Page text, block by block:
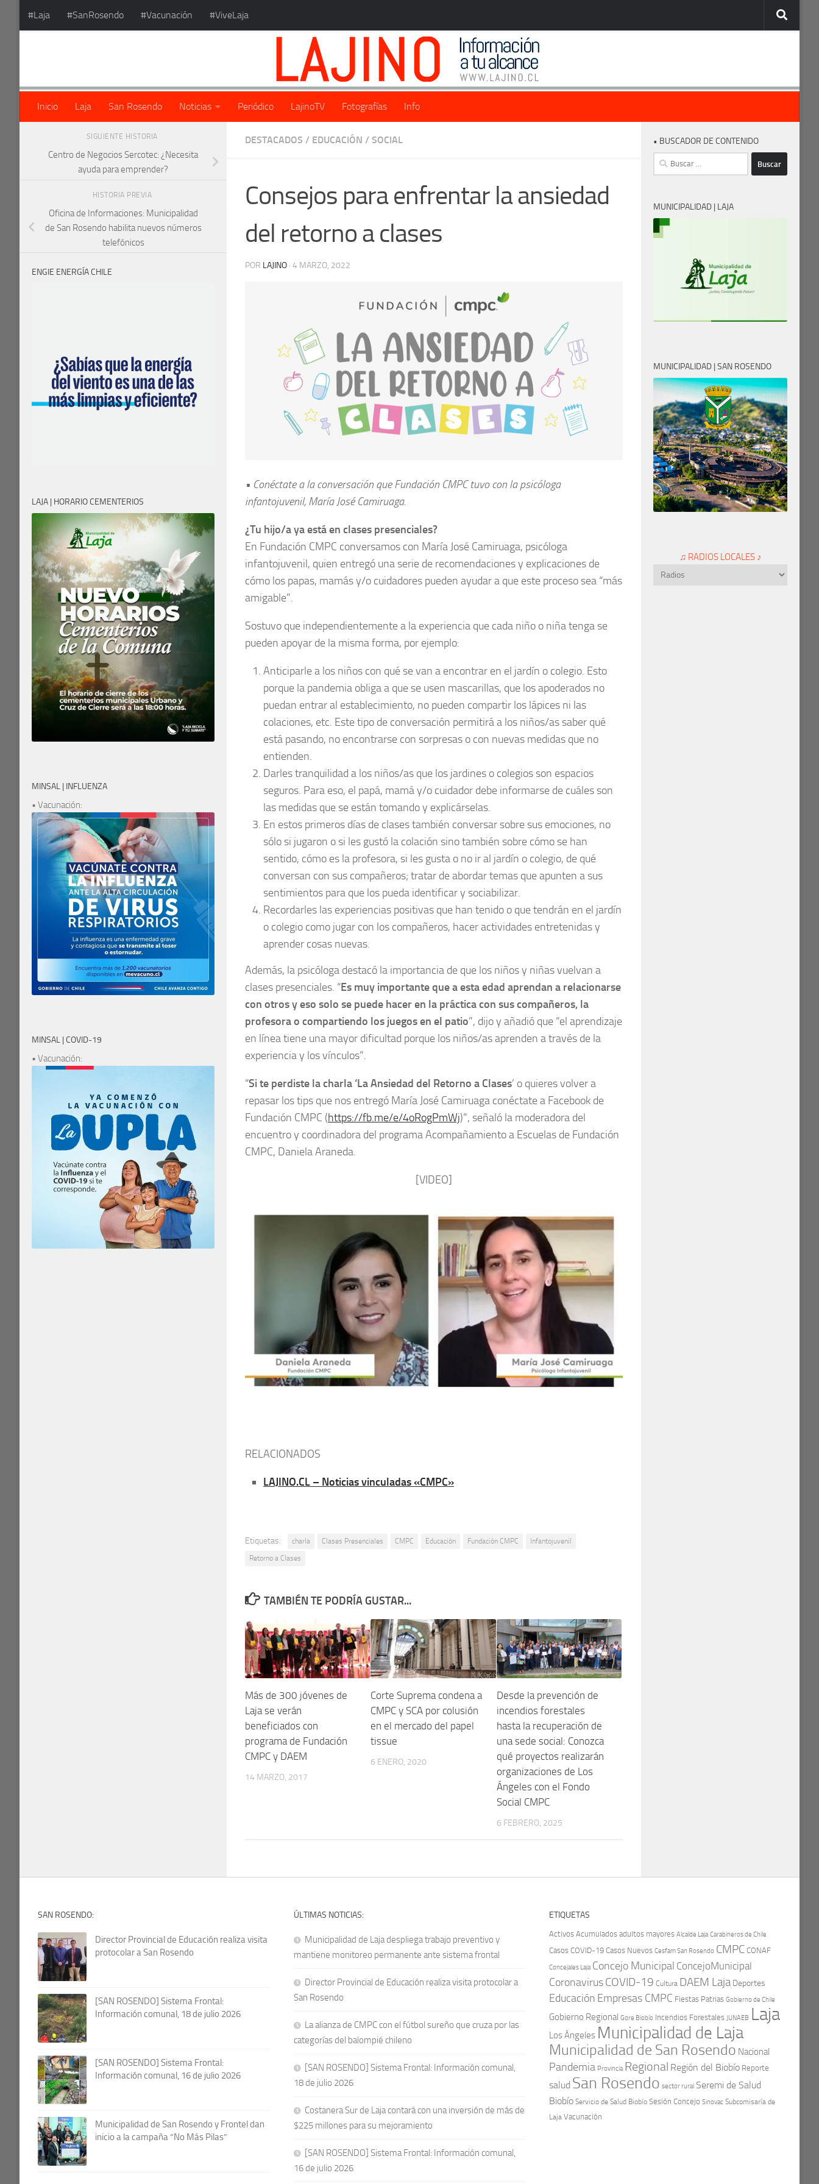
Saltar al contenido
#Laja #SanRosendo #Vacunación #ViveLaja
Inicio Laja San Rosendo Noticias Periódico LajinoTV Fotografías Info
DESTACADOS / EDUCACIÓN / SOCIAL
Consejos para enfrentar la ansiedad
del retorno a clases
POR LAJINO · 4 MARZO, 2022
• Conéctate a la conversación que Fundación CMPC tuvo con la psicóloga
infantojuvenil, María José Camiruaga.
¿Tu hijo/a ya está en clases presenciales?
En Fundación CMPC conversamos con María José Camiruaga, psicóloga
infantojuvenil, quien entregó una serie de recomendaciones y explicaciones de
cómo los papas, mamás y/o cuidadores pueden ayudar a que este proceso sea “más
amigable”.
Sostuvo que independientemente a la experiencia que cada niño o niña tenga se
pueden apoyar de la misma forma, por ejemplo:
Anticiparle a los niños con qué se van a encontrar en el jardín o colegio. Esto
porque la pandemia obliga a que se usen mascarillas, que los apoderados no
puedan entrar al establecimiento, no pueden compartir los lápices ni las
colaciones, etc. Este tipo de conversación permitirá a los niños/as saber qué
está pasando, no encontrarse con sorpresas o con nuevas medidas que no
entienden.
Darles tranquilidad a los niños/as que los jardines o colegios son espacios
seguros. Para eso, el papá, mamá y/o cuidador debe informarse de cuáles son
las medidas que se están tomando y explicárselas.
En estos primeros días de clases también conversar sobre sus emociones, no
sólo si jugaron o si les gustó la colación sino también sobre cómo se han
sentido, cómo es la profesora, si les gusta o no ir al jardín o colegio, de qué
conversan con sus compañeros; tratar de abordar temas que apunten a sus
sentimientos para que los pueda identificar y sociabilizar.
Recordarles las experiencias positivas que han tenido o que tendrán en el jardín
o colegio como jugar con los compañeros, hacer actividades entretenidas y
aprender cosas nuevas.
Además, la psicóloga destacó la importancia de que los niños y niñas vuelvan a
clases presenciales. “Es muy importante que a esta edad aprendan a relacionarse
con otros y eso solo se puede hacer en la práctica con sus compañeros, la
profesora o compartiendo los juegos en el patio”, dijo y añadió que “el aprendizaje
en línea tiene una mayor dificultad porque los niños/as aprenden a través de la
experiencia y los vínculos”.
“Si te perdiste la charla ‘La Ansiedad del Retorno a Clases’ o quieres volver a
repasar los tips que nos entregó María José Camiruaga conéctate a Facebook de
Fundación CMPC (https://fb.me/e/4oRogPmWj)”, señaló la moderadora del
encuentro y coordinadora del programa Acompañamiento a Escuelas de Fundación
CMPC, Daniela Araneda.
[VIDEO]
RELACIONADOS
LAJINO.CL – Noticias vinculadas «CMPC»
Etiquetas: charla Clases Presenciales CMPC Educación Fundación CMPC
Infantojuvenil
Retorno a Clases
TAMBIÉN TE PODRÍA GUSTAR...
Más de 300 jóvenes de
Laja se verán
beneficiados con
programa de Fundación
CMPC y DAEM
14 MARZO, 2017
Corte Suprema condena a
CMPC y SCA por colusión
en el mercado del papel
tissue
6 ENERO, 2020
Desde la prevención de
incendios forestales
hasta la recuperación de
una sede social: Conozca
qué proyectos realizarán
organizaciones de Los
Ángeles con el Fondo
Social CMPC
6 FEBRERO, 2025
SIGUIENTE HISTORIA
Centro de Negocios Sercotec: ¿Necesita
ayuda para emprender?
HISTORIA PREVIA
Oficina de Informaciones: Municipalidad
de San Rosendo habilita nuevos números
telefónicos
ENGIE ENERGÍA CHILE
LAJA | HORARIO CEMENTERIOS
MINSAL | INFLUENZA
• Vacunación:
MINSAL | COVID-19
• Vacunación:
• BUSCADOR DE CONTENIDO
Buscar:
MUNICIPALIDAD | LAJA
MUNICIPALIDAD | SAN ROSENDO
♫ RADIOS LOCALES ♪
SAN ROSENDO:
Director Provincial de Educación realiza visita
protocolar a San Rosendo
[SAN ROSENDO] Sistema Frontal:
Información comunal, 18 de julio 2026
[SAN ROSENDO] Sistema Frontal:
Información comunal, 16 de julio 2026
Municipalidad de San Rosendo y Frontel dan
inicio a la campaña “No Más Pilas”
ÚLTIMAS NOTICIAS:
Municipalidad de Laja despliega trabajo preventivo y
mantiene monitoreo permanente ante sistema frontal
Director Provincial de Educación realiza visita protocolar a
San Rosendo
La alianza de CMPC con el fútbol sureño que cruza por las
categorías del balompié chileno
[SAN ROSENDO] Sistema Frontal: Información comunal,
18 de julio 2026
Costanera Sur de Laja contará con una inversión de más de
$225 millones para su mejoramiento
[SAN ROSENDO] Sistema Frontal: Información comunal,
16 de julio 2026
ETIQUETAS
Activos Acumulados adultos mayores Alcalde Laja Carabineros de Chile
Casos COVID-19 Casos Nuevos Cesfam San Rosendo CMPC CONAF
Concejales Laja Concejo Municipal ConcejoMunicipal
CoronavirusCOVID-19 Cultura DAEM Laja Deportes
Educación Empresas CMPC Fiestas Patrias Gobierno de Chile
Gobierno Regional Gore Biobío Incendios Forestales JUNAEB Laja
Los Ángeles Municipalidad de Laja
Municipalidad de San Rosendo Nacional
Pandemia Provincia Regional Región del Biobío Reporte
salud San Rosendo sector rural Seremi de Salud
Biobío Servicio de Salud Biobío Sesión Concejo Sinovac Subcomisaría de
Laja Vacunación